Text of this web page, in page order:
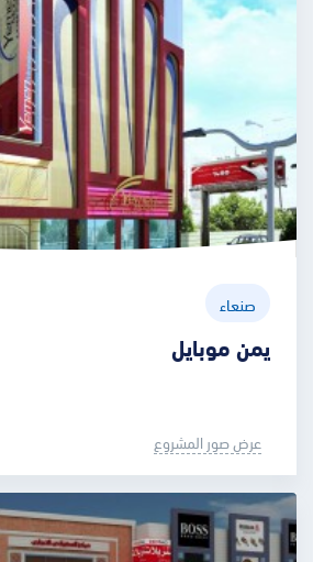
صنعاء
يمن موبايل
عرض صور المشروع